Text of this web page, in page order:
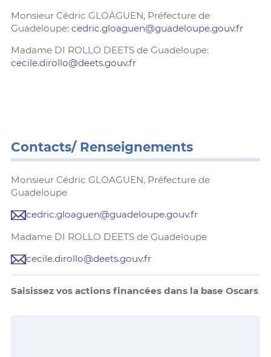
Monsieur Cédric GLOAGUEN, Préfecture de
Guadeloupe: cedric.gloaguen@guadeloupe.gouv.fr
Madame DI ROLLO DEETS de Guadeloupe:
cecile.dirollo@deets.gouv.fr
Contacts/ Renseignements
Monsieur Cédric GLOAGUEN, Préfecture de
Guadeloupe
cedric.gloaguen@guadeloupe.gouv.fr
Madame DI ROLLO DEETS de Guadeloupe
cecile.dirollo@deets.gouv.fr
Saisissez vos actions financées dans la base Oscars